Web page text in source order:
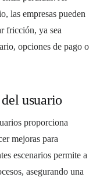
las empresas pueden
fricción, ya sea
opciones de pago o
usuario
proporciona
mejoras para
escenarios permite a
asegurando una